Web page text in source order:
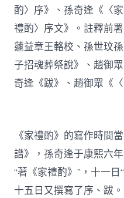
酌〉序》、孫奇逢《〈
禮酌〉序文》。註釋前
蘧益章王輅校、孫世玟
子招魂葬祭說》、趙御
奇逢《跋》、趙御眾《
《家禮酌》的寫作時間
譜》，孫奇逢于康熙六
“著《家禮酌》”，十一
十五日又撰寫了序、跋